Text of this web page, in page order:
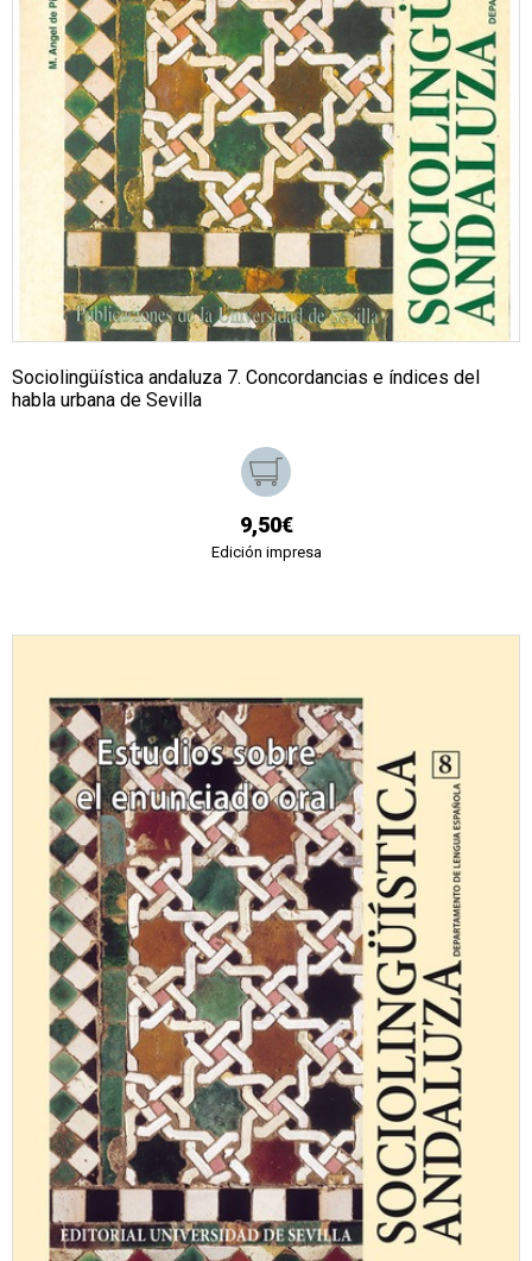
Sociolingüística andaluza 7. Concordancias e índices del
habla urbana de Sevilla
9,50€
Edición impresa